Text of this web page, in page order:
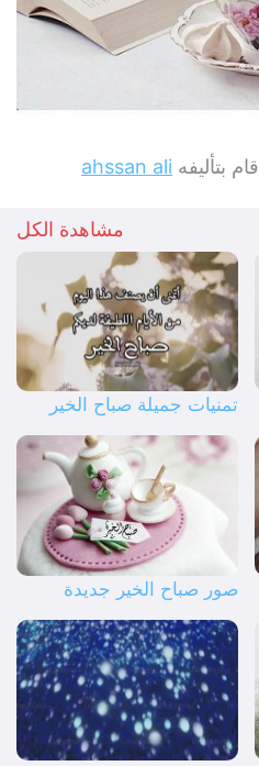
قام بتأليفه ahssan ali
مشاهدة الكل
تمنيات جميلة صباح الخير
صور صباح الخير جديدة